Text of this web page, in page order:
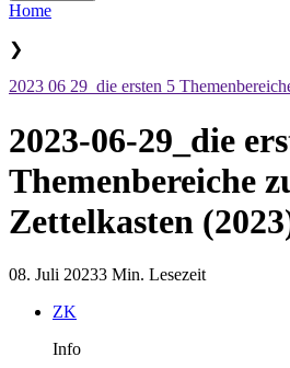
Home
❯
2023 06 29_die ersten 5
2023-06-29_die
Themenbereiche
Zettelkasten
08. Juli 20233 Min. Lesezeit
ZK
Info